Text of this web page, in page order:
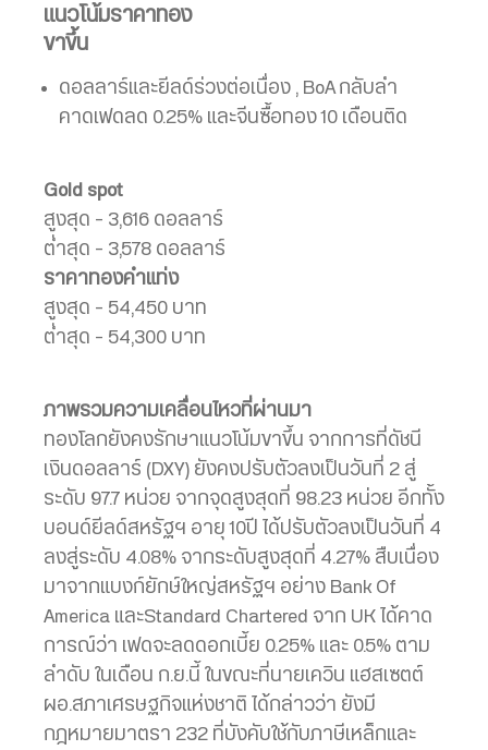
แนวโน้มราคาทอง
ขาขึ้น
ดอลลาร์และยีลด์ร่วงต่อเนื่อง , BoA กลับลำ
คาดเฟดลด 0.25% และจีนซื้อทอง 10 เดือนติด
Gold spot
สูงสุด – 3,616 ดอลลาร์
ต่ำสุด – 3,578 ดอลลาร์
ราคาทองคำแท่ง
สูงสุด – 54,450 บาท
ต่ำสุด – 54,300 บาท
ภาพรวมความเคลื่อนไหวที่ผ่านมา
ทองโลกยังคงรักษาแนวโน้มขาขึ้น จากการที่ดัชนี
เงินดอลลาร์ (DXY) ยังคงปรับตัวลงเป็นวันที่ 2 สู่
ระดับ 97.7 หน่วย จากจุดสูงสุดที่ 98.23 หน่วย อีกทั้ง
บอนด์ยีลด์สหรัฐฯ อายุ 10ปี ได้ปรับตัวลงเป็นวันที่ 4
ลงสู่ระดับ 4.08% จากระดับสูงสุดที่ 4.27% สืบเนื่อง
มาจากแบงก์ยักษ์ใหญ่สหรัฐฯ อย่าง Bank Of
America และStandard Chartered จาก UK ได้คาด
การณ์ว่า เฟดจะลดดอกเบี้ย 0.25% และ 0.5% ตาม
ลำดับ ในเดือน ก.ย.นี้ ในขณะที่นายเควิน แฮสเซตต์
ผอ.สภาเศรษฐกิจแห่งชาติ ได้กล่าวว่า ยังมี
กฎหมายมาตรา 232 ที่บังคับใช้กับภาษีเหล็กและ